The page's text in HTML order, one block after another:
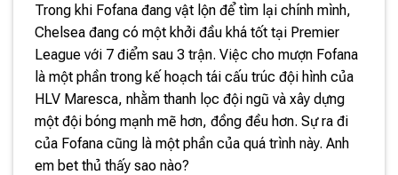
Trong khi Fofana đang vật lộn để tìm lại chính mình,
Chelsea đang có một khởi đầu khá tốt tại Premier
League với 7 điểm sau 3 trận. Việc cho mượn Fofana
là một phần trong kế hoạch tái cấu trúc đội hình của
HLV Maresca, nhằm thanh lọc đội ngũ và xây dựng
một đội bóng mạnh mẽ hơn, đồng đều hơn. Sự ra đi
của Fofana cũng là một phần của quá trình này. Anh
em bet thủ thấy sao nào?